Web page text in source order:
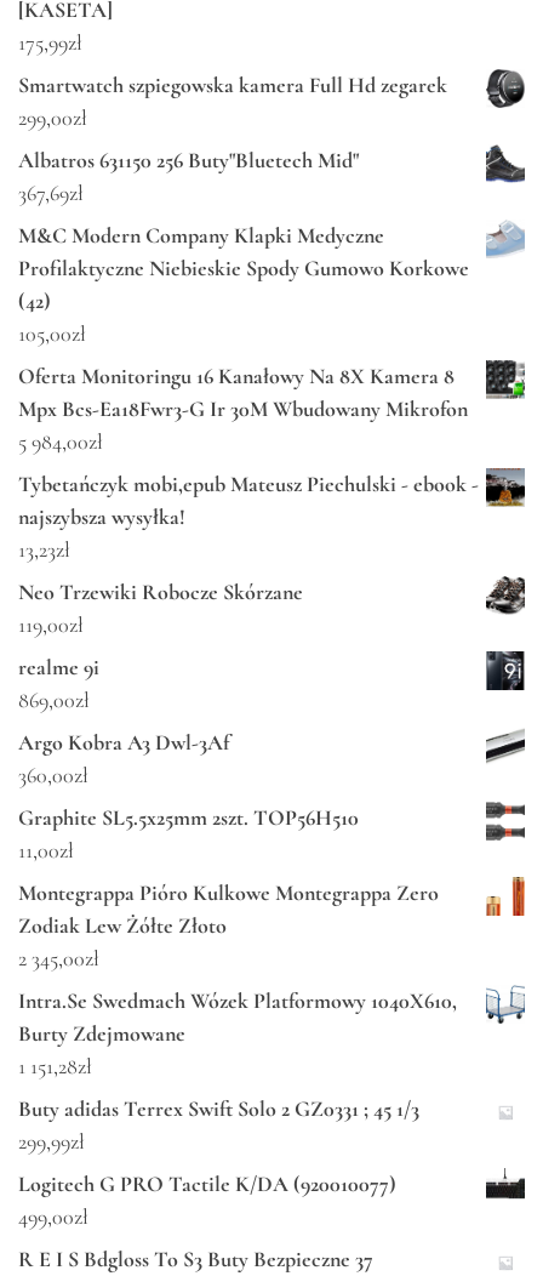
[KASETA]
175,99zł
Smartwatch szpiegowska kamera Full Hd zegarek
299,00zł
Albatros 631150 256 Buty"Bluetech Mid"
367,69zł
M&C Modern Company Klapki Medyczne
Profilaktyczne Niebieskie Spody Gumowo Korkowe
(42)
105,00zł
Oferta Monitoringu 16 Kanałowy Na 8X Kamera 8
Mpx Bcs-Ea18Fwr3-G Ir 30M Wbudowany Mikrofon
5 984,00zł
Tybetańczyk mobi,epub Mateusz Piechulski - ebook -
najszybsza wysyłka!
13,23zł
Neo Trzewiki Robocze Skórzane
119,00zł
realme 9i
869,00zł
Argo Kobra A3 Dwl-3Af
360,00zł
Graphite SL5.5x25mm 2szt. TOP56H510
11,00zł
Montegrappa Pióro Kulkowe Montegrappa Zero
Zodiak Lew Żółte Złoto
2 345,00zł
Intra.Se Swedmach Wózek Platformowy 1040X610,
Burty Zdejmowane
1 151,28zł
Buty adidas Terrex Swift Solo 2 GZ0331 ; 45 1/3
299,99zł
Logitech G PRO Tactile K/DA (920010077)
499,00zł
R E I S Bdgloss To S3 Buty Bezpieczne 37